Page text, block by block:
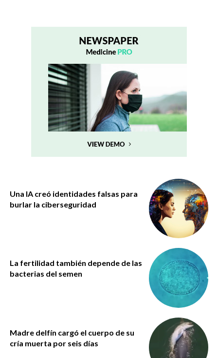
Una IA creó identidades falsas para
burlar la ciberseguridad
La fertilidad también depende de las
bacterias del semen
Madre delfín cargó el cuerpo de su
cría muerta por seis días